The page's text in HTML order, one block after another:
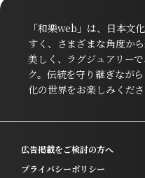
「和樂web」は、日本文
すく、さまざまな角度か
美しく、ラグジュアリー
ク。伝統を守り継ぎなが
化の世界をお楽しみくださ
広告掲載をご検討の方へ
プライバシーポリシー